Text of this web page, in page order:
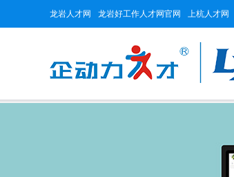
龙岩人才网 龙岩好工作人才网官网 上杭人才网